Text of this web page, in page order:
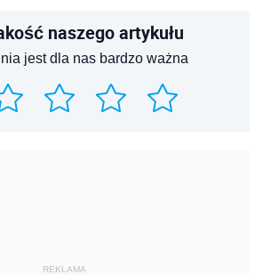
naszego artykułu
jest dla nas bardzo ważna
REKLAMA